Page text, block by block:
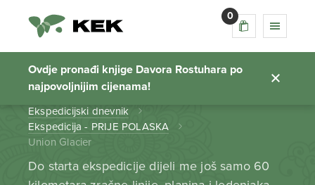
0
Ovdje pronađi knjige Davora Rostuhara po
najpovoljnijim cijenama!
Union Glacier
Početna stranica
Ekspedicijski dnevnik
Ekspedicija - PRIJE POLASKA
Union Glacier
Do starta ekspedicije dijeli me još samo 60